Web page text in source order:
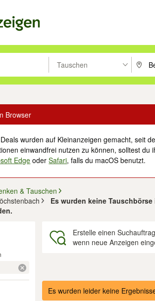
drücken um zu suchen, oder
Tauschen PLZ
Browser
wurden auf Kleinanzeigen gemacht, seit
einwandfrei nutzen zu können, solltest
Edge oderSafari, falls du macOS benutzt.
& Tauschen
Es wurden keine
Erstelle einen
wenn neue Anzeigen
Ergebnisse
Es wurden leider keine